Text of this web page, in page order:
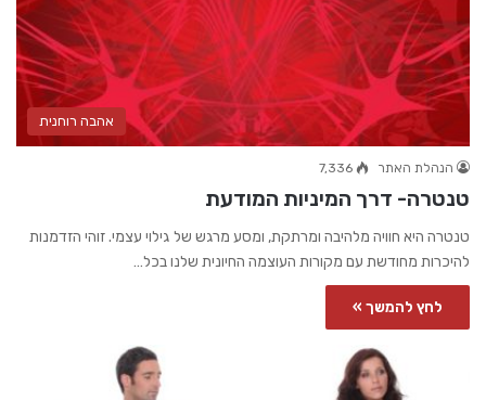
אהבה רוחנית
הנהלת האתר 7,336
טנטרה- דרך המיניות המודעת
טנטרה היא חוויה מלהיבה ומרתקת, ומסע מרגש של גילוי עצמי. זוהי הזדמנות
להיכרות מחודשת עם מקורות העוצמה החיונית שלנו בכל…
לחץ להמשך »